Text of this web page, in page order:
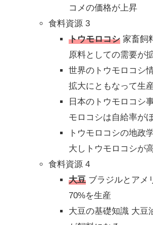
コメの価格が上昇
食料資源 3
トウモロコシ 家畜飼
原料としての需要が
世界のトウモロコシ
拡大にともなって生
日本のトウモロコシ
モロコシは自給率が
トウモロコシの地政
大しトウモロコシが
食料資源 4
大豆 ブラジルとアメ
70%を生産
大豆の基礎知識 大豆